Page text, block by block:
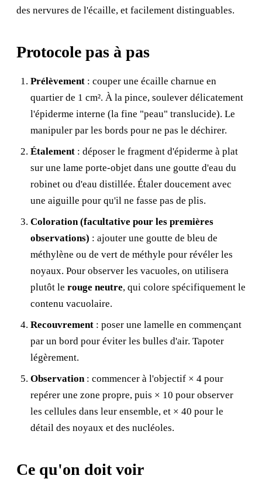
des nervures de l'écaille, et facilement distinguables.
Protocole pas à pas
Prélèvement : couper une écaille charnue en
quartier de 1 cm². À la pince, soulever délicatement
l'épiderme interne (la fine "peau" translucide). Le
manipuler par les bords pour ne pas le déchirer.
Étalement : déposer le fragment d'épiderme à plat
sur une lame porte-objet dans une goutte d'eau du
robinet ou d'eau distillée. Étaler doucement avec
une aiguille pour qu'il ne fasse pas de plis.
Coloration (facultative pour les premières
observations) : ajouter une goutte de bleu de
méthylène ou de vert de méthyle pour révéler les
noyaux. Pour observer les vacuoles, on utilisera
plutôt le rouge neutre, qui colore spécifiquement le
contenu vacuolaire.
Recouvrement : poser une lamelle en commençant
par un bord pour éviter les bulles d'air. Tapoter
légèrement.
Observation: commencer à l'objectif × 4 pour
repérer une zone propre, puis × 10 pour observer
les cellules dans leur ensemble, et × 40 pour le
détail des noyaux et des nucléoles.
Ce qu'on doit voir